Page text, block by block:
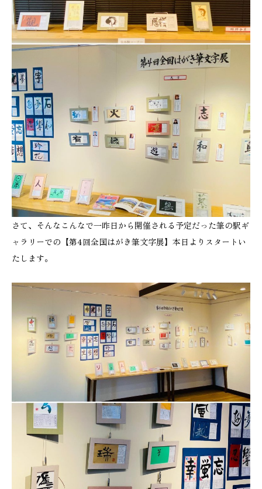
さて、そんなこんなで一昨日から開催される予定だった筆の駅ギ
ャラリーでの【第4回全国はがき筆文字展】本日よりスタートい
たします。